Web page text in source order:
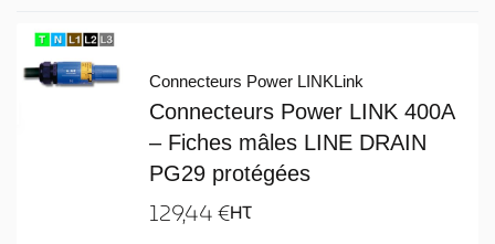
Connecteurs Power LINKLink
Connecteurs Power LINK 400A
– Fiches mâles LINE DRAIN
PG29 protégées
129,44€HT